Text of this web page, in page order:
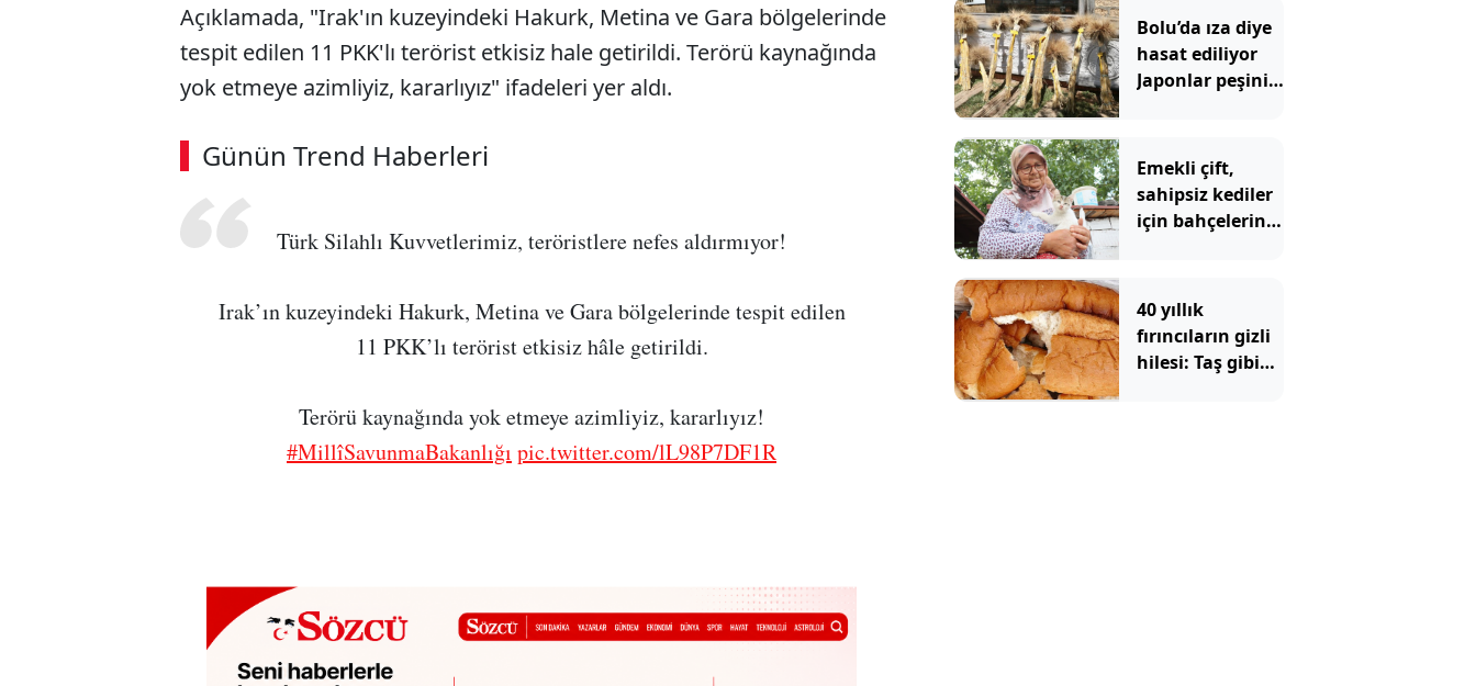
Açıklamada, "Irak'ın kuzeyindeki Hakurk, Metina ve Gara bölgelerinde
tespit edilen 11 PKK'lı terörist etkisiz hale getirildi. Terörü kaynağında
yok etmeye azimliyiz, kararlıyız" ifadeleri yer aldı.
Günün Trend Haberleri
00:02 / 08:43
Türk Silahlı Kuvvetlerimiz, teröristlere nefes aldırmıyor!
Irak’ın kuzeyindeki Hakurk, Metina ve Gara bölgelerinde tespit edilen
11 PKK’lı terörist etkisiz hâle getirildi.
Terörü kaynağında yok etmeye azimliyiz, kararlıyız!
#MillîSavunmaBakanlığı pic.twitter.com/lL98P7DF1R
görüntü
Bolu’da ıza diye
hasat ediliyor
Japonlar peşini
Emekli çift,
sahipsiz kediler
için bahçelerini
40 yıllık
fırıncıların gizli
hilesi: Taş gibi